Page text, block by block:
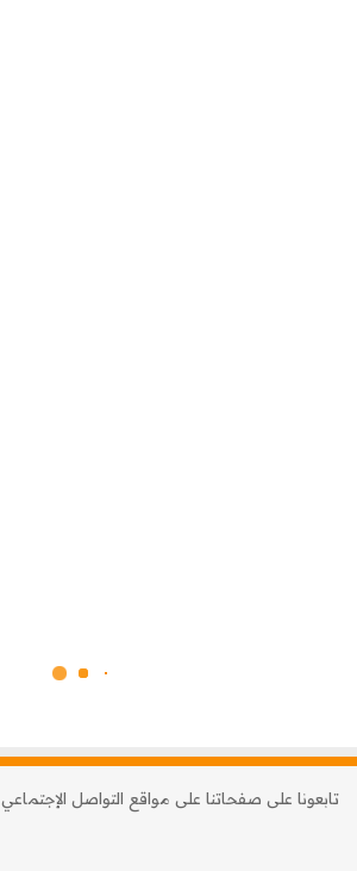
تابعونا على صفحاتنا على مواقع التواصل الإجتماعي